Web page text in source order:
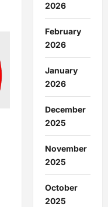
2026
February
2026
January
2026
December
2025
November
2025
October
2025